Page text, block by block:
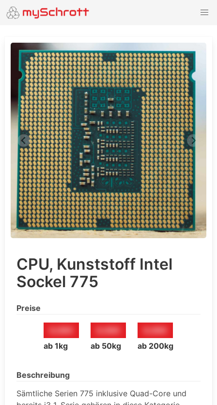
CPU, Kunststoff Intel
Sockel 775
Preise
ab 1kg
ab 50kg
ab 200kg
Beschreibung
Sämtliche Serien 775 inklusive Quad-Core und